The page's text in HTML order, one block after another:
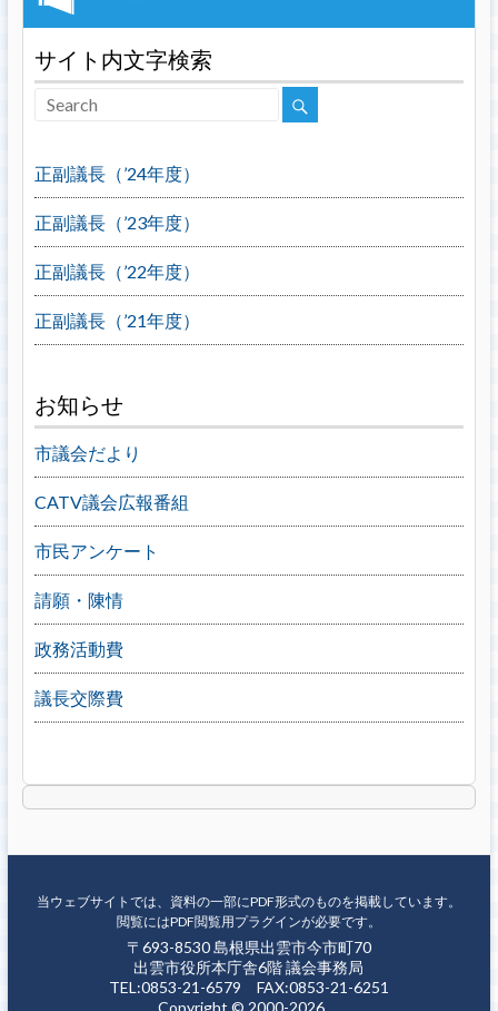
サイト内文字検索
正副議長（’24年度）
正副議長（’23年度）
正副議長（’22年度）
正副議長（’21年度）
お知らせ
市議会だより
CATV議会広報番組
市民アンケート
請願・陳情
政務活動費
議長交際費
当ウェブサイトでは、資料の一部にPDF形式のものを掲載しています。
閲覧にはPDF閲覧用プラグインが必要です。
〒693-8530 島根県出雲市今市町70
出雲市役所本庁舎6階 議会事務局
TEL:0853-21-6579 FAX:0853-21-6251
Copyright © 2000-2026